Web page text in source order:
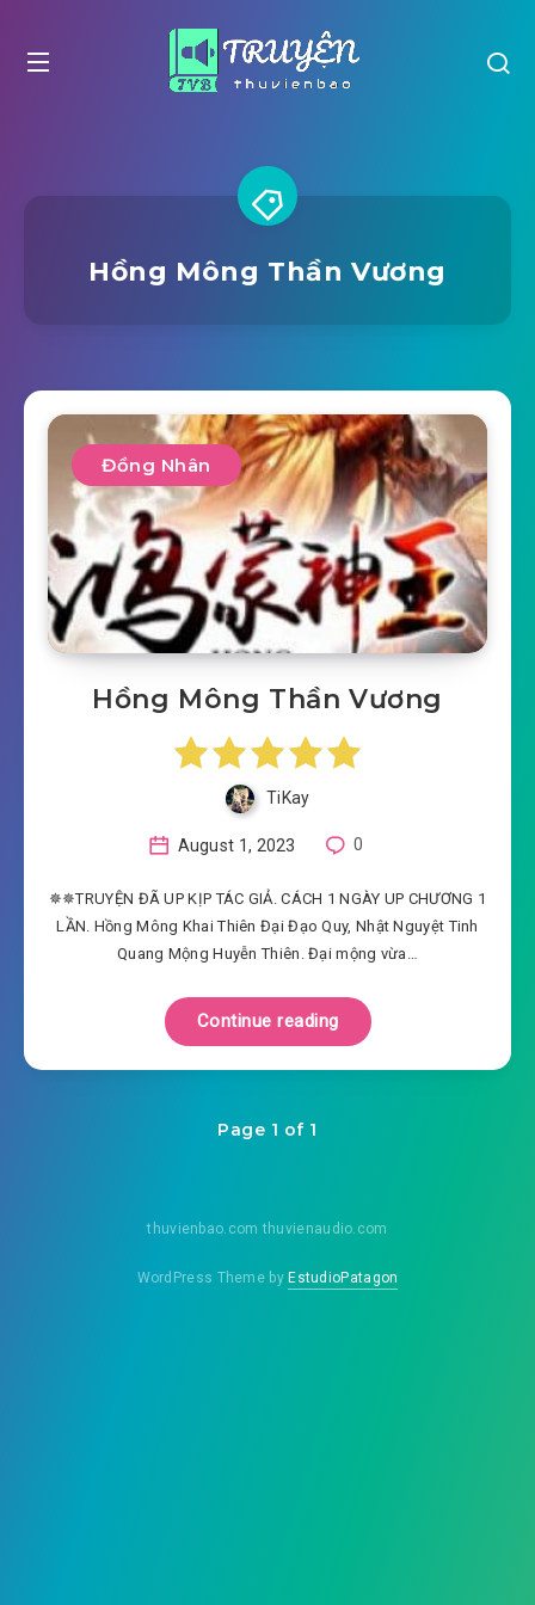
Hồng Mông Thần Vương
Đồng Nhân
Hồng Mông Thần Vương
TiKay
August 1, 2023 0
✵✵TRUYỆN ĐÃ UP KỊP TÁC GIẢ. CÁCH 1 NGÀY UP CHƯƠNG 1
LẦN. Hồng Mông Khai Thiên Đại Đạo Quy, Nhật Nguyệt Tinh
Quang Mộng Huyễn Thiên. Đại mộng vừa…
Continue reading
Page 1 of 1
thuvienbao.com thuvienaudio.com
WordPress Theme byEstudioPatagon